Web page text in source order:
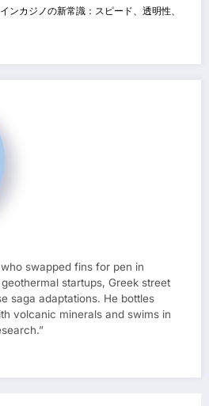
ンカジノの新常識：スピード、透明性、
swapped fins for pen in
startups, Greek street
saga adaptations. He bottles
volcanic minerals and swims in